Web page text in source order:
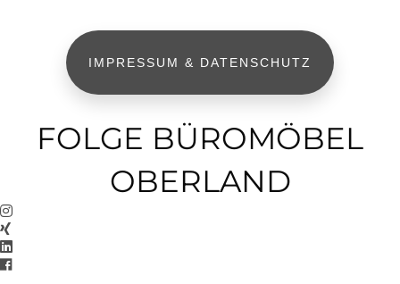
IMPRESSUM & DATENSCHUTZ
FOLGE BÜROMÖBEL
OBERLAND